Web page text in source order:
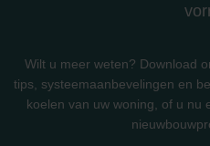
Wilt u meer weten? Download
tips, systeemaanbevelingen en
koelen van uw woning, of u nu